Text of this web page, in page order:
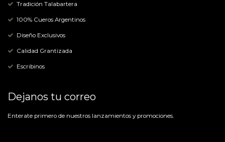
Tradición Talabartera
100% Cueros Argentinos
Diseño Exclusivos
Calidad Grantizada
Escribinos
Dejanos tu correo
Enterate primero de nuestros lanzamientos y promociones.